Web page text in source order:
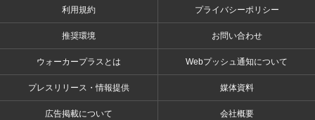
利用規約 プライバシーポリシー
推奨環境 お問い合わせ
ウォーカープラスとは Webプッシュ通知について
プレスリリース・情報提供 媒体資料
広告掲載について 会社概要